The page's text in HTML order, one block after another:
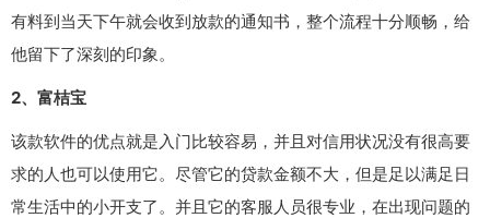
有料到当天下午就会收到放款的通知书，整个流程十分顺畅，给
他留下了深刻的印象。
2、富桔宝
该款软件的优点就是入门比较容易，并且对信用状况没有很高要
求的人也可以使用它。尽管它的贷款金额不大，但是足以满足日
常生活中的小开支了。并且它的客服人员很专业，在出现问题的